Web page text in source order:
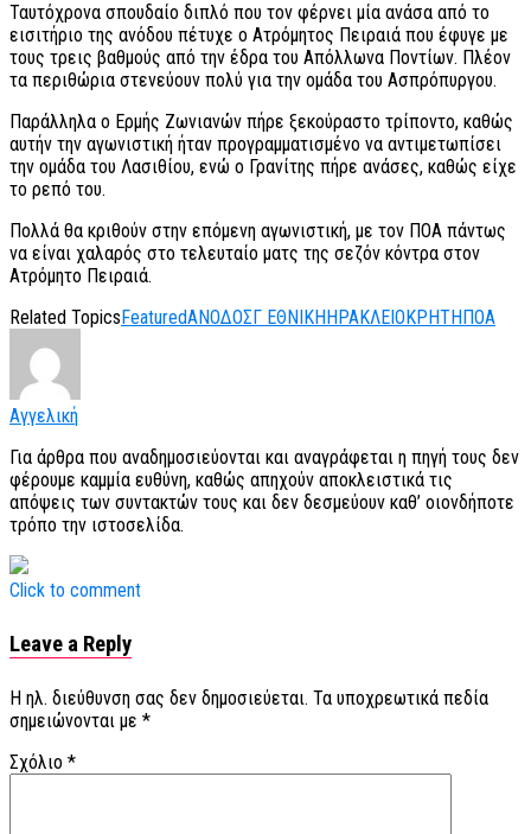
Ταυτόχρονα σπουδαίο διπλό που τον φέρνει μία ανάσα από το
εισιτήριο της ανόδου πέτυχε ο Ατρόμητος Πειραιά που έφυγε με
τους τρεις βαθμούς από την έδρα του Απόλλωνα Ποντίων. Πλέον
τα περιθώρια στενεύουν πολύ για την ομάδα του Ασπρόπυργου.
Παράλληλα ο Ερμής Ζωνιανών πήρε ξεκούραστο τρίποντο, καθώς
αυτήν την αγωνιστική ήταν προγραμματισμένο να αντιμετωπίσει
την ομάδα του Λασιθίου, ενώ ο Γρανίτης πήρε ανάσες, καθώς είχε
το ρεπό του.
Πολλά θα κριθούν στην επόμενη αγωνιστική, με τον ΠΟΑ πάντως
να είναι χαλαρός στο τελευταίο ματς της σεζόν κόντρα στον
Ατρόμητο Πειραιά.
Related Topics FeaturedΑΝΟΔΟΣ Γ ΕΘΝΙΚΗ ΗΡΑΚΛΕΙΟΚΡΗΤΗ ΠΟΑ
Αγγελική
Για άρθρα που αναδημοσιεύονται και αναγράφεται η πηγή τους δεν
φέρουμε καμμία ευθύνη, καθώς απηχούν αποκλειστικά τις
απόψεις των συντακτών τους και δεν δεσμεύουν καθ’ οιονδήποτε
τρόπο την ιστοσελίδα.
Click to comment
Leave a Reply
Η ηλ. διεύθυνση σας δεν δημοσιεύεται. Τα υποχρεωτικά πεδία
σημειώνονται με *
Σχόλιο *